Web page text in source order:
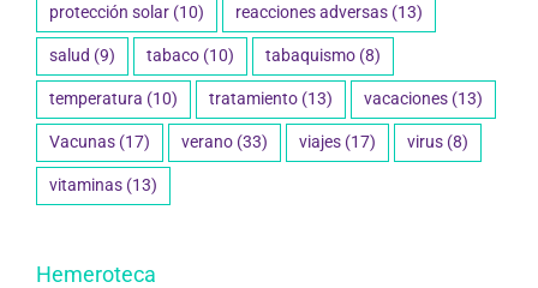
protección solar (10) reacciones adversas (13)
salud (9) tabaco (10) tabaquismo (8)
temperatura (10) tratamiento (13) vacaciones (13)
Vacunas (17) verano (33) viajes (17) virus (8)
vitaminas (13)
Hemeroteca